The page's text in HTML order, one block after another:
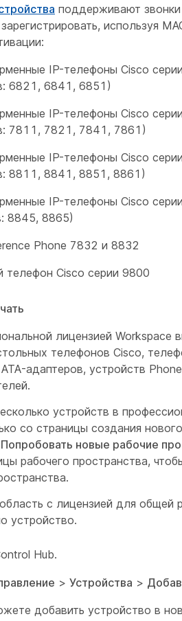
поддерживают
используя
IP-телефоны Cisco
6821, 6841, 6851)
IP-телефоны Cisco
7811, 7821, 7841, 7861)
IP-телефоны Cisco
8811, 8841, 8851, 8861)
IP-телефоны Cisco
8845, 8865)
Phone 7832 и 8832
телефон Cisco серии 9800
лицензией Workspace
телефонов Cisco,
адаптеров, устройств
устройств в
со страницы создания
новые рабочие
рабочего пространства,
с лицензией для общей
устройство.
Hub.
> Устройства >
добавить устройство в